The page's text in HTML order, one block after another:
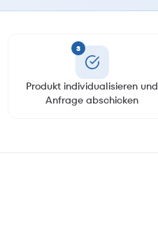
3
Produkt individualisieren und
Anfrage abschicken